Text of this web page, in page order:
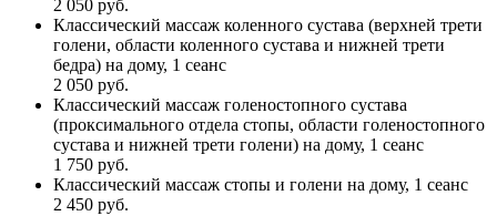
2 050 руб.
Классический массаж коленного сустава (верхней трети
голени, области коленного сустава и нижней трети
бедра) на дому, 1 сеанс
2 050 руб.
Классический массаж голеностопного сустава
(проксимального отдела стопы, области голеностопного
сустава и нижней трети голени) на дому, 1 сеанс
1 750 руб.
Классический массаж стопы и голени на дому, 1 сеанс
2 450 руб.